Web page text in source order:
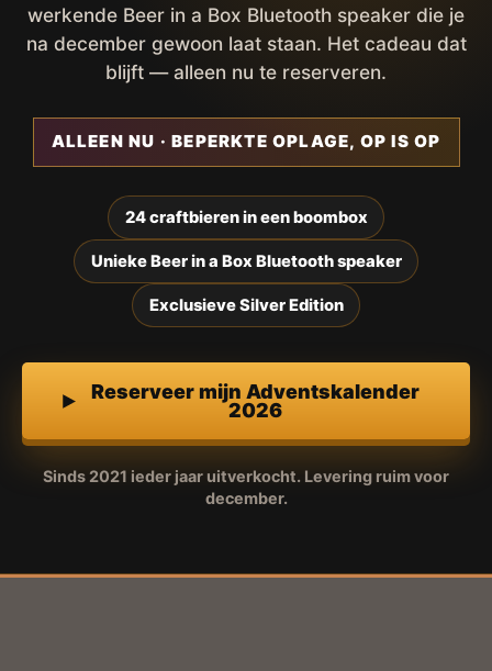
werkende Beer in a Box Bluetooth speaker die je
na december gewoon laat staan. Het cadeau dat
blijft — alleen nu te reserveren.
ALLEEN NU · BEPERKTE OPLAGE, OP IS OP
24 craftbieren in een boombox
Unieke Beer in a Box Bluetooth speaker
Exclusieve Silver Edition
Reserveer mijn Adventskalender
2026
Sinds 2021 ieder jaar uitverkocht. Levering ruim voor
december.